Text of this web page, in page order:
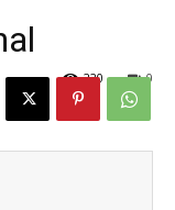
0
220